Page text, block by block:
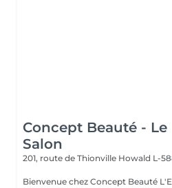
Concept Beauté - Le
Salon
201, route de Thionville Howald L-
Bienvenue chez Concept Beauté L'Expérience Beauté & Bien-